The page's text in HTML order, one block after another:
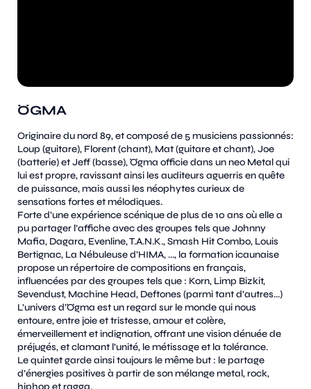
ÖGMA
Originaire du nord 89, et composé de 5 musiciens passionnés:
Loup (guitare), Florent (chant), Mat (guitare et chant), Joe
(batterie) et Jeff (basse), Ögma officie dans un neo Metal qui
lui est propre, ravissant ainsi les auditeurs aguerris en quête
de puissance, mais aussi les néophytes curieux de
sensations fortes et mélodiques.
Forte d’une expérience scénique de plus de 10 ans où elle a
pu partager l’affiche avec des groupes tels que Johnny
Mafia, Dagara, Evenline, T.A.N.K., Smash Hit Combo, Louis
Bertignac, La Nébuleuse d’HIMA, ..., la formation icaunaise
propose un répertoire de compositions en français,
influencées par des groupes tels que : Korn, Limp Bizkit,
Sevendust, Machine Head, Deftones (parmi tant d’autres...)
L’univers d’Ögma est un regard sur le monde qui nous
entoure, entre joie et tristesse, amour et colère,
émerveillement et indignation, offrant une vision dénuée de
préjugés, et clamant l’unité, le métissage et la tolérance.
Le quintet garde ainsi toujours le même but : le partage
d’énergies positives à partir de son mélange metal, rock,
hiphop et ragga.